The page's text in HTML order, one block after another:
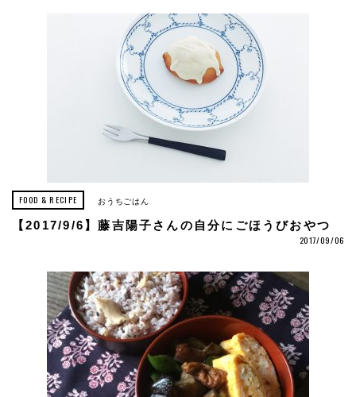
FOOD & RECIPE おうちごはん
【2017/9/6】藤吉陽子さんの自分にごほうびおやつ
2017/09/06